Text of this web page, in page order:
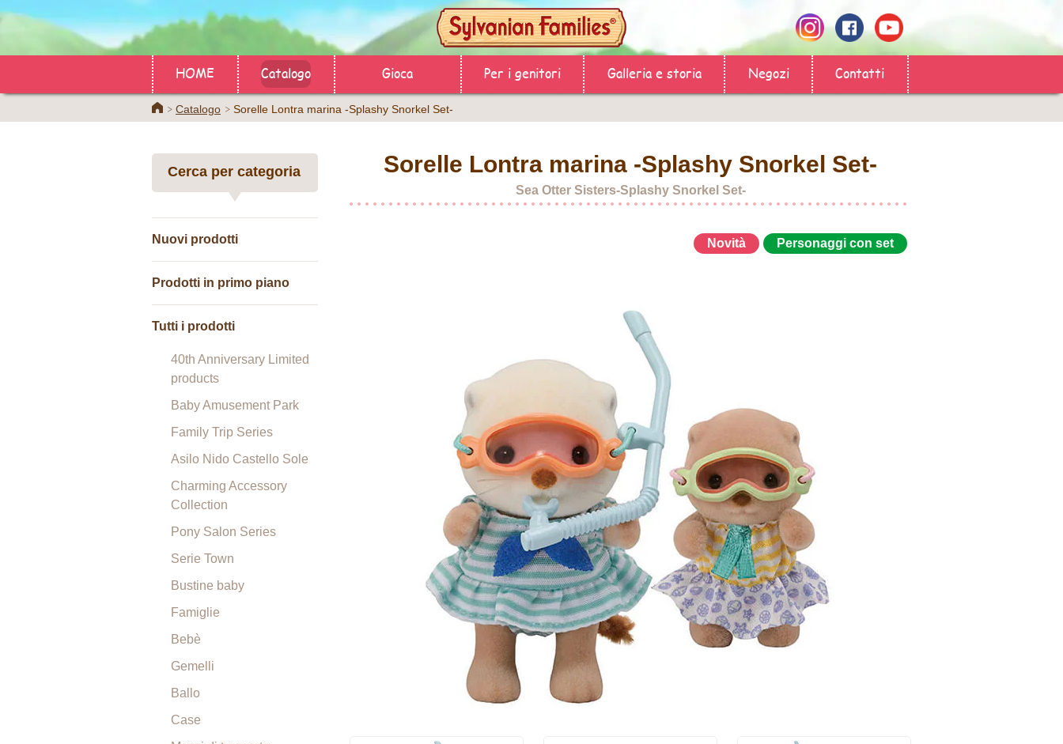
HOME Catalogo Gioca Per i genitori Galleria e storia Negozi Contatti
HomeCatalogo Sorelle Lontra marina -Splashy Snorkel Set-
Cerca per categoria
Nuovi prodotti
Prodotti in primo piano
Tutti i prodotti
40th Anniversary Limited
products
Baby Amusement Park
Family Trip Series
Asilo Nido Castello Sole
Charming Accessory
Collection
Pony Salon Series
Serie Town
Bustine baby
Famiglie
Bebè
Gemelli
Ballo
Case
Sorelle Lontra marina -Splashy Snorkel Set-
Sea Otter Sisters-Splashy Snorkel Set-
Novità Personaggi con set